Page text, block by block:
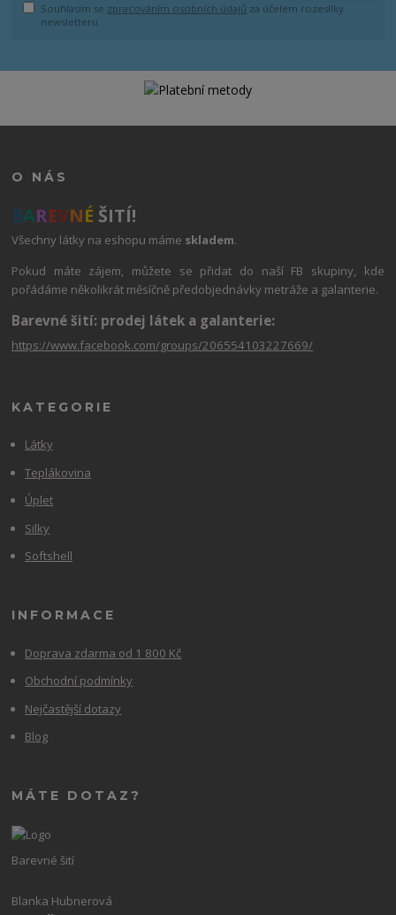
Souhlasím se zpracováním osobních údajů za účelem rozesílky
newsletteru.
O NÁS
BAREVNÉ ŠITÍ!
Všechny látky na eshopu máme skladem.
Pokud máte zájem, můžete se přidat do naší FB skupiny, kde
pořádáme několikrát měsíčně předobjednávky metráže a galanterie.
Barevné šití: prodej látek a galanterie:
https://www.facebook.com/groups/206554103227669/
KATEGORIE
Látky
Teplákovina
Úplet
Silky
Softshell
INFORMACE
Doprava zdarma od 1 800 Kč
Obchodní podmínky
Nejčastější dotazy
Blog
MÁTE DOTAZ?
Barevné šití
Blanka Hubnerová